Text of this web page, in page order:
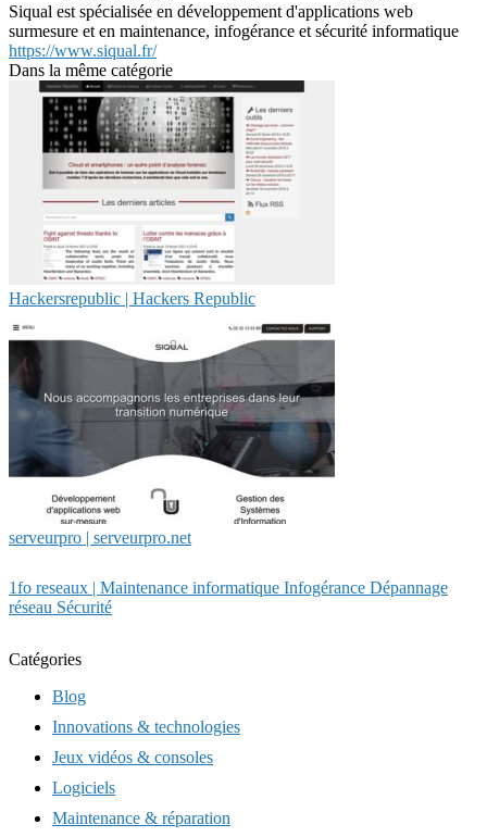
Siqual est spécialisée en développement d'applications web
surmesure et en maintenance, infogérance et sécurité informatique
https://www.siqual.fr/
Dans la même catégorie
Hackersre­pub­lic | Hackers Republic
serveurpro | serveurpro.net
1fo reseaux | Maintenance infor­mati­que Infogérance Dépannage
réseau Sécurité
Catégories
Blog
Innovations & technologies
Jeux vidéos & consoles
Logiciels
Maintenance & réparation